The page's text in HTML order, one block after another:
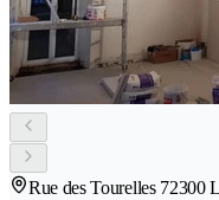
Rue des Tourelles 72300